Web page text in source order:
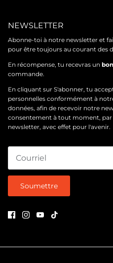
NEWSLETTER
Abonne-toi à notre newsletter et
pour être toujours au courant des
En récompense, tu recevras un
commande.
En cliquant sur S'abonner, tu
personnelles conformément à
données, afin de recevoir notre
consentement à tout moment, par
newsletter, avec effet pour l'avenir.
Soumettre